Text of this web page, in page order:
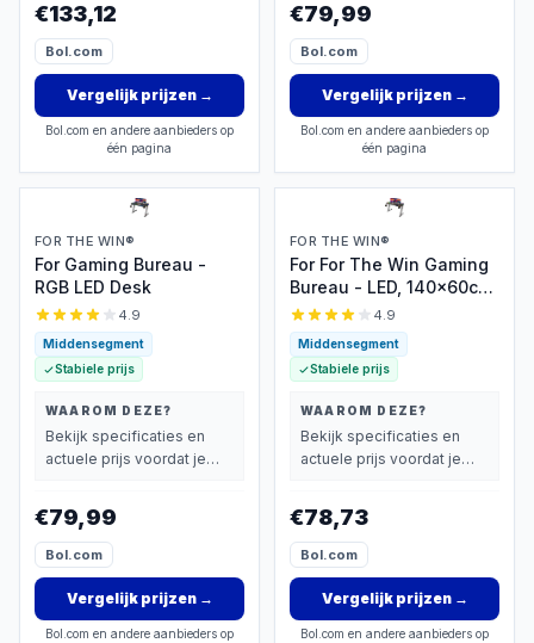
€133,12
Bol.com
Vergelijk prijzen→
Bol.com en andere aanbieders op
één pagina
€79,99
Bol.com
Vergelijk prijzen→
Bol.com en andere aanbieders op
één pagina
FOR THE WIN®
For Gaming Bureau -
RGB LED Desk
4.9
Middensegment
Stabiele prijs
WAAROM DEZE?
Bekijk specificaties en
actuele prijs voordat je
€79,99
Bol.com
Vergelijk prijzen→
Bol.com en andere aanbieders op
FOR THE WIN®
For For The Win Gaming
Bureau - LED, 140x60cm,
Incl. Muismat
4.9
Middensegment
Stabiele prijs
WAAROM DEZE?
Bekijk specificaties en
actuele prijs voordat je
€78,73
Bol.com
Vergelijk prijzen→
Bol.com en andere aanbieders op